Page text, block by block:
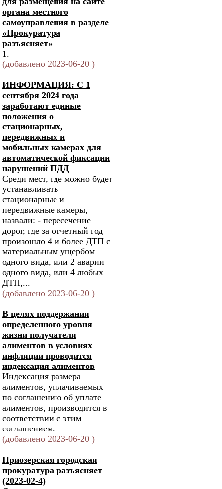
органа местного
самоуправления в разделе
«Прокуратура
разъясняет»
1.
(добавлено 2023-06-20 )
ИНФОРМАЦИЯ: С 1
сентября 2024 года
заработают единые
положения о
стационарных,
передвижных и
мобильных камерах для
автоматической фиксации
нарушений ПДД
Среди мест, где можно будет
устанавливать
стационарные и
передвижные камеры,
назвали: - пересечение
дорог, где за отчетный год
произошло 4 и более ДТП с
материальным ущербом
одного вида, или 2 аварии
одного вида, или 4 любых
ДТП,...
(добавлено 2023-06-20 )
В целях поддержания
определенного уровня
жизни получателя
алиментов в условиях
инфляции проводится
индексация алиментов
Индексация размера
алиментов, уплачиваемых
по соглашению об уплате
алиментов, производится в
соответствии с этим
соглашением.
(добавлено 2023-06-20 )
Приозерская городская
прокуратура разъясняет
(2023-02-4)